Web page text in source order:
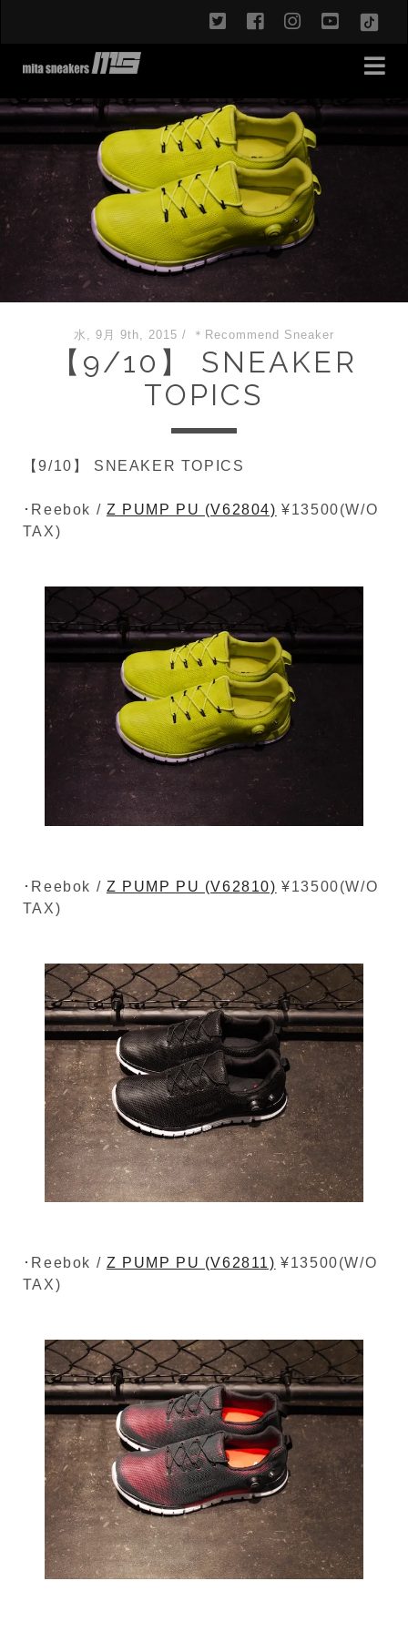
twitterfacebookinstagram
水, 9月 9th, 2015 / ＊Recommend Sneaker
【9/10】 SNEAKER
TOPICS
【9/10】 SNEAKER TOPICS
･Reebok / Z PUMP PU (V62804) ¥13500(W/O
TAX)
･Reebok / Z PUMP PU (V62810) ¥13500(W/O
TAX)
･Reebok / Z PUMP PU (V62811) ¥13500(W/O
TAX)